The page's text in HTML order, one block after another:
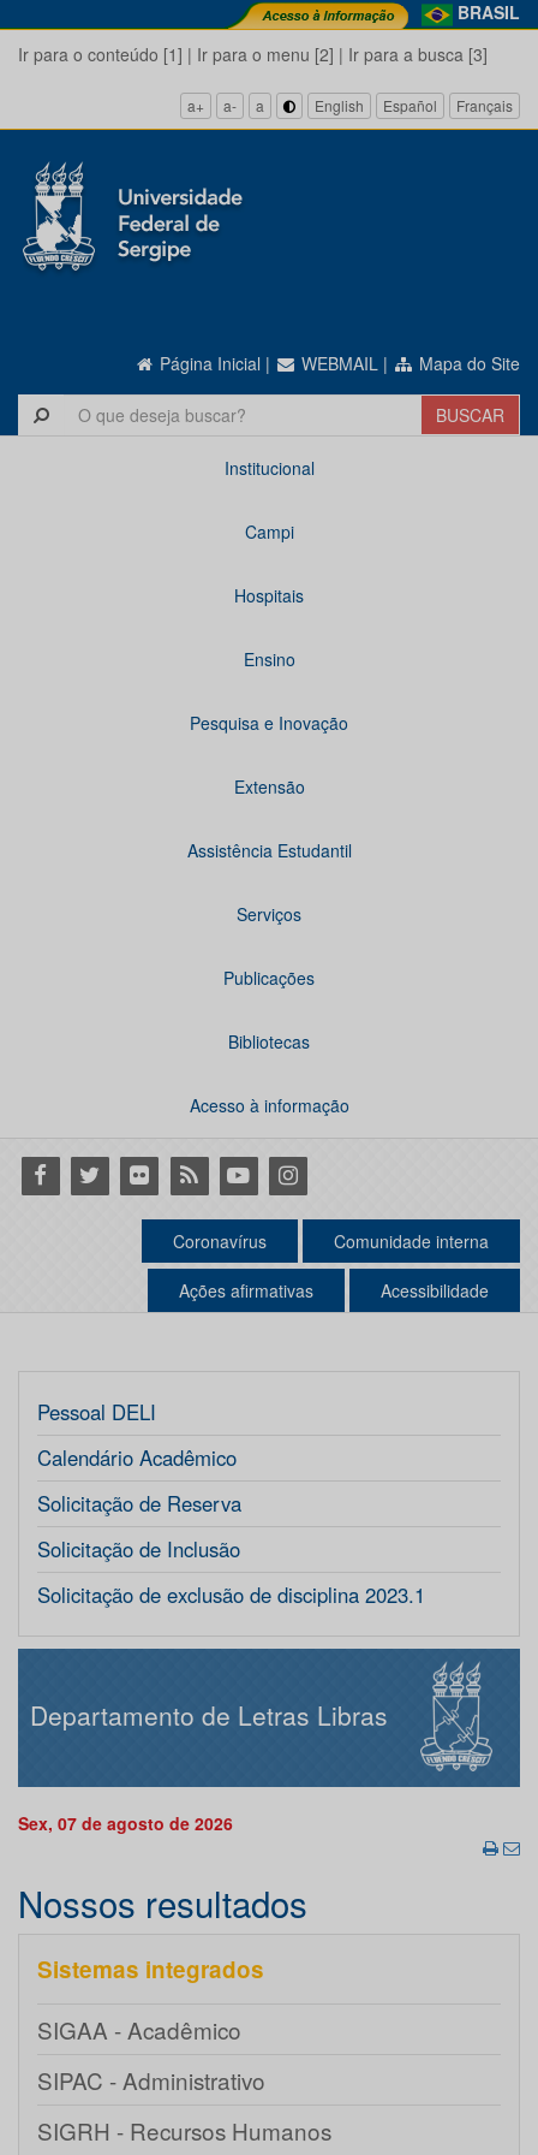
BRASIL
Ir para o conteúdo [1] | Ir para o menu [2] | Ir para a busca [3]
a+ a- a English Español Français
Página Inicial | WEBMAIL | Mapa do Site
Institucional
Campi
Hospitais
Ensino
Pesquisa e Inovação
Extensão
Assistência Estudantil
Serviços
Publicações
Bibliotecas
Acesso à informação
Facebook
Twitter Flickr RSS YoutubeInstagram
Coronavírus Comunidade interna
Ações afirmativas Acessibilidade
Pessoal DELI
Calendário Acadêmico
Solicitação de Reserva
Solicitação de Inclusão
Solicitação de exclusão de disciplina 2023.1
Departamento de Letras Libras
Sex, 07 de agosto de 2026
Nossos resultados
Sistemas integrados
SIGAA - Acadêmico
SIPAC - Administrativo
SIGRH - Recursos Humanos